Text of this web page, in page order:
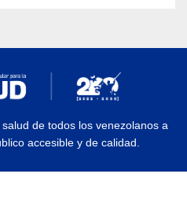
de todos los venezolanos a
accesible y de calidad.